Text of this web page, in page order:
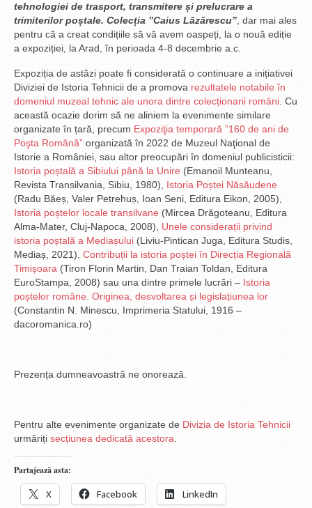
tehnologiei de trasport, transmitere și prelucrare a
trimiterilor poștale. Colecția ”Caius Lăzărescu”, dar mai ales
pentru că a creat condițiile să vă avem oaspeți, la o nouă ediție
a expoziției, la Arad, în perioada 4-8 decembrie a.c.
Expoziția de astăzi poate fi considerată o continuare a inițiativei
Diviziei de Istoria Tehnicii de a promova rezultatele notabile în
domeniul muzeal tehnic ale unora dintre colecționarii români. Cu
această ocazie dorim să ne aliniem la evenimente similare
organizate în țară, precum Expoziţia temporară ”160 de ani de
Poşta Română” organizată în 2022 de Muzeul Naţional de
Istorie a României, sau altor preocupări în domeniul publicisticii:
Istoria poștală a Sibiului până la Unire (Emanoil Munteanu,
Revista Transilvania, Sibiu, 1980), Istoria Poștei Năsăudene
(Radu Băeș, Valer Petrehuș, Ioan Seni, Editura Eikon, 2005),
Istoria poștelor locale transilvane (Mircea Drăgoteanu, Editura
Alma-Mater, Cluj-Napoca, 2008), Unele considerații privind
istoria poștală a Mediașului (Liviu-Pintican Juga, Editura Studis,
Mediaș, 2021), Contribuții la istoria poștei în Direcția Regională
Timișoara (Tiron Florin Martin, Dan Traian Toldan, Editura
EuroStampa, 2008) sau una dintre primele lucrări – Istoria
poștelor române. Originea, desvoltarea și legislațiunea lor
(Constantin N. Minescu, Imprimeria Statului, 1916 –
dacoromanica.ro)
Prezența dumneavoastră ne onorează.
Pentru alte evenimente organizate de Divizia de Istoria Tehnicii
urmăriți secțiunea dedicată acestora.
Partajează asta:
X Facebook LinkedIn